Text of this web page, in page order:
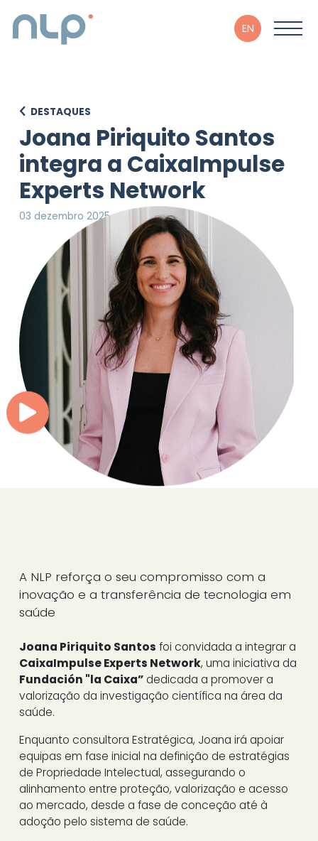
EN
DESTAQUES
Joana Piriquito Santos
integra a CaixaImpulse
Experts Network
03 dezembro 2025
A NLP reforça o seu compromisso com a
inovação e a transferência de tecnologia em
saúde
Joana Piriquito Santos foi convidada a integrar a
CaixaImpulse Experts Network, uma iniciativa da
Fundación "la Caixa”dedicada a promover a
valorização da investigação científica na área da
saúde.
Enquanto consultora Estratégica, Joana irá apoiar
equipas em fase inicial na definição de estratégias
de Propriedade Intelectual, assegurando o
alinhamento entre proteção, valorização e acesso
ao mercado, desde a fase de conceção até à
adoção pelo sistema de saúde.